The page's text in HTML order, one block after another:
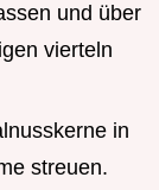
und über
vierteln
in
streuen.